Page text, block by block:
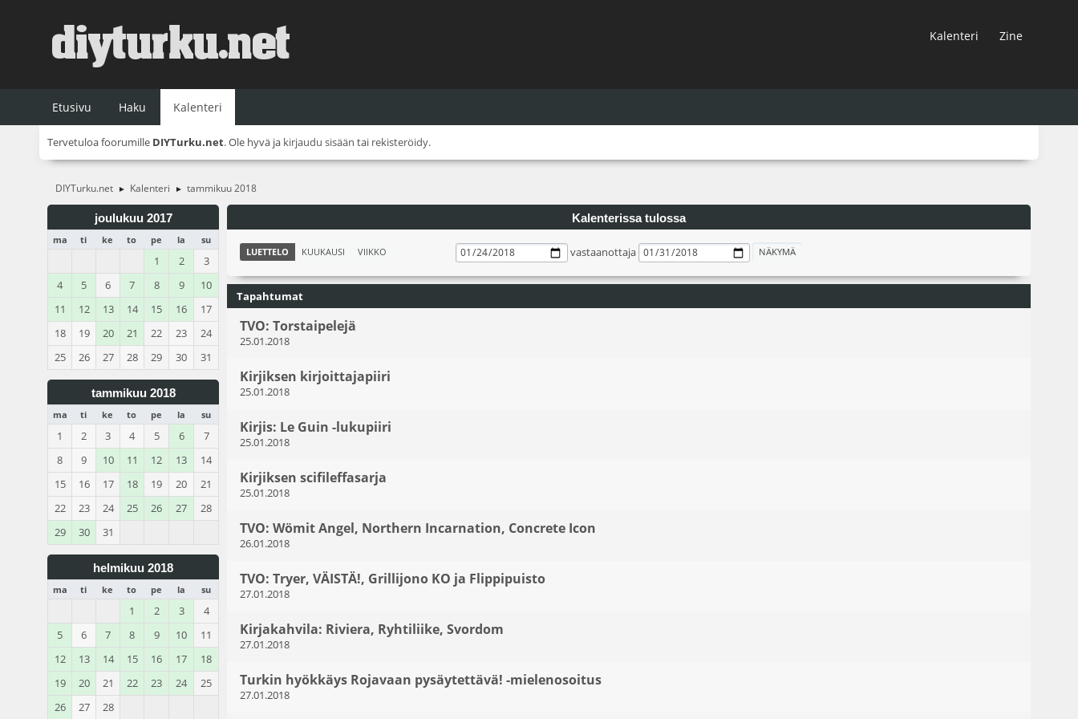
Kalenteri Zine
Etusivu Haku Kalenteri
Tervetuloa foorumille DIYTurku.net. Ole hyvä ja kirjaudu sisään tai rekisteröidy.
DIYTurku.net ► Kalenteri ► tammikuu 2018
joulukuu 2017
ma ti ke to pe la su
1 2
3
4
5 6 7 8 9
10
11
12 13 14 15 16
17
18
19 20 21 22 23
24
25
26 27 28 29 30 31
tammikuu 2018
ma ti ke to pe la su
1 2 3 4 5 6
7
8
9 10 11 12 13
14
15
16 17 18 19 20
21
22
23 24 25 26 27
28
29
30 31
helmikuu 2018
ma ti ke to pe la su
1 2 3
4
5
6 7 8 9 10
11
12
13 14 15 16 17
18
19
20 21 22 23 24
25
26
27 28
Kalenterissa tulossa
LUETTELO KUUKAUSI VIIKKO vastaanottaja
Tapahtumat
TVO: Torstaipelejä
25.01.2018
Kirjiksen kirjoittajapiiri
25.01.2018
Kirjis: Le Guin -lukupiiri
25.01.2018
Kirjiksen scifileffasarja
25.01.2018
TVO: Wömit Angel, Northern Incarnation, Concrete Icon
26.01.2018
TVO: Tryer, VÄISTÄ!, Grillijono KO ja Flippipuisto
27.01.2018
Kirjakahvila: Riviera, Ryhtiliike, Svordom
27.01.2018
Turkin hyökkäys Rojavaan pysäytettävä! -mielenosoitus
27.01.2018